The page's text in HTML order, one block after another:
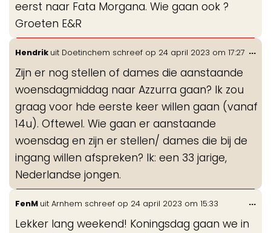
eerst naar Fata Morgana. Wie gaan ook ?
Groeten E&R
Hendrik uit Doetinchem schreef op 24 april 2023 om 17:27
Zijn er nog stellen of dames die aanstaande
woensdagmiddag naar Azzurra gaan? Ik zou
graag voor hde eerste keer willen gaan (vanaf
14u). Oftewel. Wie gaan er aanstaande
woensdag en zijn er stellen/ dames die bij de
ingang willen afspreken? Ik: een 33 jarige,
Nederlandse jongen.
...
FenM uit Arnhem schreef op 24 april 2023 om 15:33
Lekker lang weekend! Koningsdag gaan we in
...